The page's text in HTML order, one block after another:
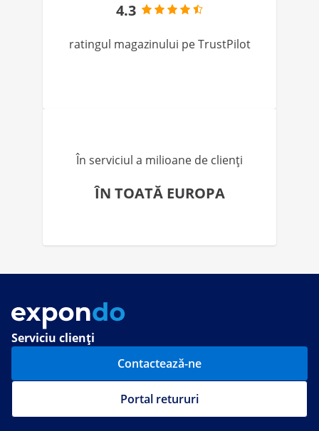
4.3
ratingul magazinului pe TrustPilot
În serviciul a milioane de clienți
ÎN TOATĂ EUROPA
Serviciu clienți
Contactează-ne
Portal retururi